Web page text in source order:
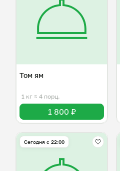
Том ям
1 кг ≈ 4 порц.
1 800 ₽
Сегодня с 22:00